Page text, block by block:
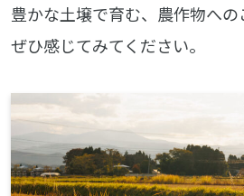
豊かな土壌で育む、農作物へ
ぜひ感じてみてください。